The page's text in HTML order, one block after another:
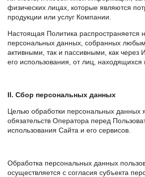
физических лицах, которые являются
продукции или услуг Компании.
Настоящая Политика распространяется
персональных данных, собранных
активными, так и пассивными, как через
его использования, от лиц, находящихся
II. Сбор персональных данных
Целью обработки персональных данных
обязательств Оператора перед
использования Сайта и его сервисов.
Обработка персональных данных
осуществляется с согласия субъекта